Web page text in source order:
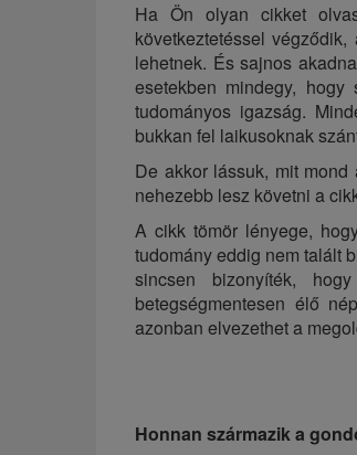
Ha Ön olyan cikket
következtetéssel
lehetnek. És sajnos
esetekben mindegy,
tudományos igazság.
bukkan fel laikusoknak
De akkor lássuk, mit
nehezebb lesz követni a
A cikk tömör lényege,
tudomány eddig nem talált
sincsen bizonyíték,
betegségmentesen élő
azonban elvezethet a
Honnan származik a